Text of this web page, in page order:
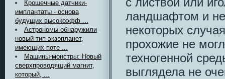
Крошечные датчики-
имплантаты - основа
будущих высокоэфф ...
Астрономы обнаружили
новый тип экзопланет,
имеющих поте ...
Машины-монстры: Новый
сверхпроводящий магнит,
который, ...
ландшафтом и
некоторых
прохожие не
техногенной
выглядела не